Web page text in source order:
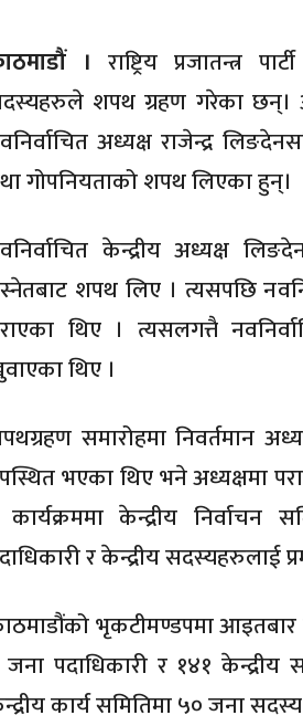
। राष्ट्रिय प्रजातन्त्र
शपथ ग्रहण गरेका छन्।
अध्यक्ष राजेन्द्र
गोपनियताको शपथ लिएका हुन्।
केन्द्रीय अध्यक्ष
शपथ लिए । त्यसपछि
थिए । त्यसलगत्तै
थिए ।
समारोहमा निवर्तमान
भएका थिए भने अध्यक्षमा
कार्यक्रममा केन्द्रीय
र केन्द्रीय सदस्यहरुलाई
भृकटीमण्डपमा
पदाधिकारी र १४१ केन्द्रीय
कार्य समितिमा ५० जना